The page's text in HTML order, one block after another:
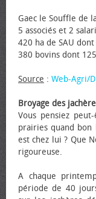
Gaec le Souffle de
5 associés et 2
420 ha de SAU
380 bovins dont
Source : Web-Agri/
Broyage des
Vous pensiez
prairies quand
est chez lui ? Que
rigoureuse.
A chaque
période de 40